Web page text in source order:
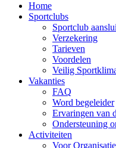
Home
Sportclubs
Sportclub
Verzekering
Tarieven
Voordelen
Veilig
Vakanties
FAQ
Word begeleider
Ervaringen van
Ondersteuning
Activiteiten
Voor